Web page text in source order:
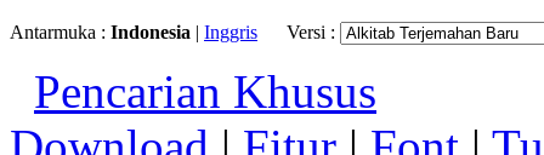
Antarmuka : Indonesia | Inggris Versi :
Pencarian Khusus